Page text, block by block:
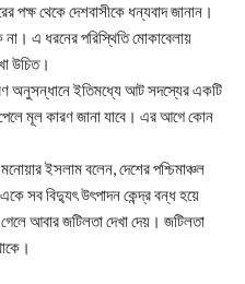
পক্ষ থেকে দেশবাসীকে ধন্যবাদ জানান।
এ ধরনের পরিস্থিতি মোকাবেলায়
উচিত।
অনুসন্ধানে ইতিমধ্যে আট সদস্যের একটি
মূল কারণ জানা যাবে। এর আগে কোন
ইসলাম বলেন, দেশের পশ্চিমাঞ্চল
সব বিদ্যুৎ উৎপাদন কেন্দ্র বন্ধ হয়ে
আবার জটিলতা দেখা দেয়। জটিলতা